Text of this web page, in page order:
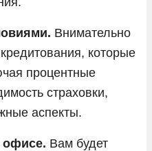
Внимательно
которые
процентные
страховки,
аспекты.
офисе. Вам будет